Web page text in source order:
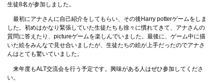
生徒8名が参加しました。
最初にアナさんに自己紹介をしてもらい、その後Harry potterゲームをしま
した。初めはかなり緊張していた生徒たちも徐々に慣れてきて、アナさんの
質問に答えたり、pictureゲームを楽しんでいました。最後に、ゲーム中に描
いた絵をみんなで見せ合いましたが、生徒たちの絵が上手だったのでアナさ
んはとても驚いていました。
来年度もALT交流会を行う予定です。興味がある人はぜひ参加してくださ
い。